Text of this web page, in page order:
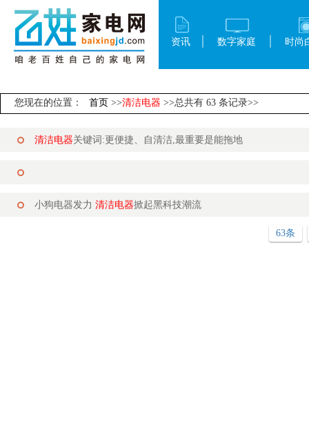
资讯 数字家庭 时尚
您现在的位置： 首页 >>清洁电器 >>总共有 63 条记录>>
清洁电器关键词:更便捷、自清洁,最重要是能拖地
小狗电器发力 清洁电器掀起黑科技潮流
63条